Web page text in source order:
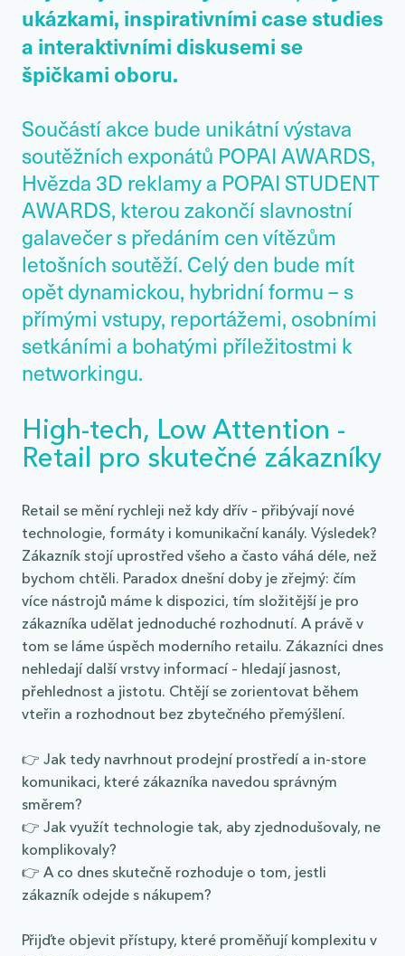
ukázkami, inspirativními case studies
a interaktivními diskusemi se
špičkami oboru.
Součástí akce bude unikátní výstava
soutěžních exponátů POPAI AWARDS,
Hvězda 3D reklamy a POPAI STUDENT
AWARDS, kterou zakončí slavnostní
galavečer s předáním cen vítězům
letošních soutěží. Celý den bude mít
opět dynamickou, hybridní formu – s
přímými vstupy, reportážemi, osobními
setkáními a bohatými příležitostmi k
networkingu.
High-tech, Low Attention -
Retail pro skutečné zákazníky
Retail se mění rychleji než kdy dřív – přibývají nové
technologie, formáty i komunikační kanály. Výsledek?
Zákazník stojí uprostřed všeho a často váhá déle, než
bychom chtěli. Paradox dnešní doby je zřejmý: čím
více nástrojů máme k dispozici, tím složitější je pro
zákazníka udělat jednoduché rozhodnutí. A právě v
tom se láme úspěch moderního retailu. Zákazníci dnes
nehledají další vrstvy informací – hledají jasnost,
přehlednost a jistotu. Chtějí se zorientovat během
vteřin a rozhodnout bez zbytečného přemýšlení.
👉 Jak tedy navrhnout prodejní prostředí a in-store
komunikaci, které zákazníka navedou správným
směrem?
👉 Jak využít technologie tak, aby zjednodušovaly, ne
komplikovaly?
👉 A co dnes skutečně rozhoduje o tom, jestli
zákazník odejde s nákupem?
Přijďte objevit přístupy, které proměňují komplexitu v